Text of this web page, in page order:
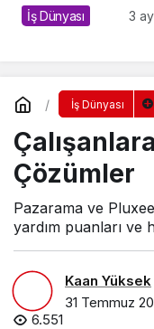
İşletmelerinde
İş Dünyası 3
İş Dünyası
Çözümler
Pazarama ve
yardım puanları ve
Kaan Yüksek
31 Temmuz
6.551